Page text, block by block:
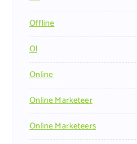
Offline
Ol
Online
Online Marketeer
Online Marketeers